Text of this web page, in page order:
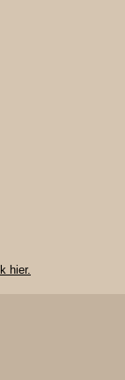
hier.